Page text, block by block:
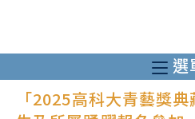
至
主
選
「2025高科大青藝獎